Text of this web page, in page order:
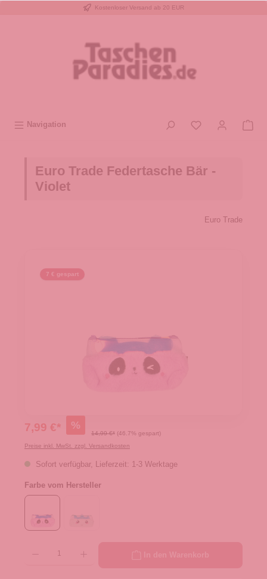
Kostenloser Versand ab 20 EUR
Navigation
Euro Trade Federtasche Bär -
Violet
Euro Trade
7 € gespart
7,99 €* %
14,99 €* (46.7% gespart)
Preise inkl. MwSt. zzgl. Versandkosten
Sofort verfügbar, Lieferzeit: 1-3 Werktage
Farbe vom Hersteller